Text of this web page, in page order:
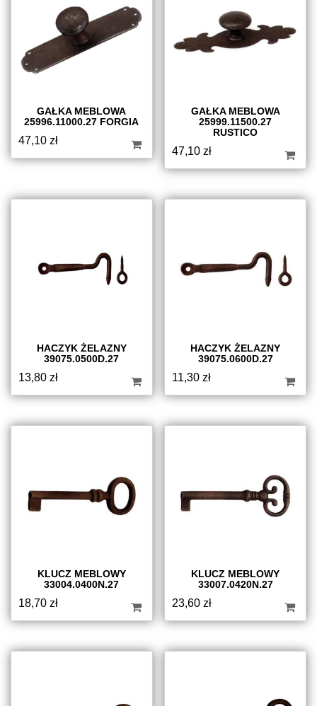
GAŁKA MEBLOWA
25996.11000.27 FORGIA
47,10 zł
GAŁKA MEBLOWA
25999.11500.27
RUSTICO
47,10zł
HACZYK ŻELAZNY
39075.0500D.27
13,80 zł
HACZYK ŻELAZNY
39075.0600D.27
11,30zł
KLUCZ MEBLOWY
33004.0400N.27
18,70 zł
KLUCZ MEBLOWY
33007.0420N.27
23,60zł